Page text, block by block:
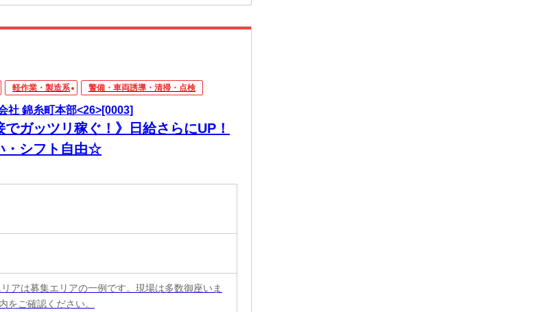
軽作業・製造系 警備・車両誘導・清掃・点検
社 錦糸町本部<26>[0003]
でガッツリ稼ぐ！》日給さらにUP！
・シフト自由☆
アは募集エリアの一例です。現場は多数御座いま
をご確認ください。